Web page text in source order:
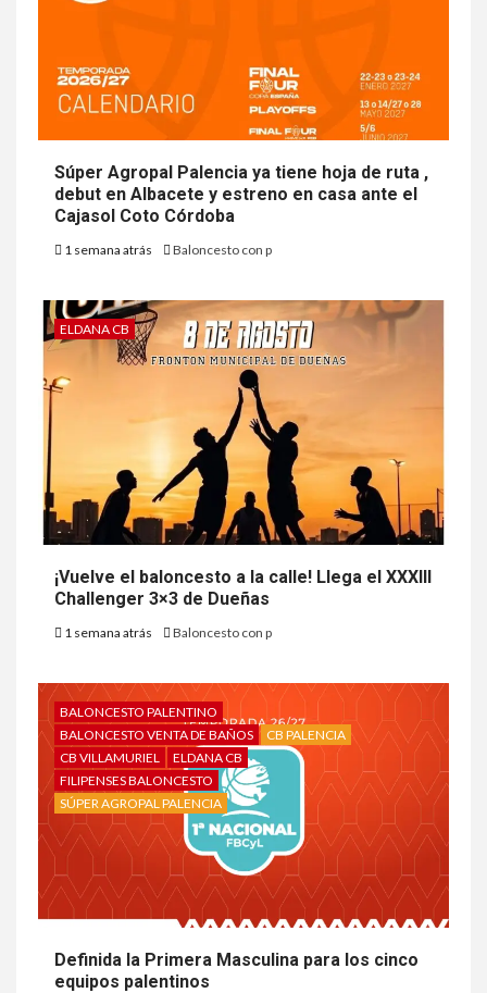
Súper Agropal Palencia ya tiene hoja de ruta ,
debut en Albacete y estreno en casa ante el
Cajasol Coto Córdoba
1 semana atrás Baloncesto con p
ELDANA CB
¡Vuelve el baloncesto a la calle! Llega el XXXIII
Challenger 3×3 de Dueñas
1 semana atrás Baloncesto con p
BALONCESTO PALENTINO
BALONCESTO VENTA DE BAÑOS
CB PALENCIA
CB VILLAMURIEL
ELDANA CB
FILIPENSES BALONCESTO
SÚPER AGROPAL PALENCIA
Definida la Primera Masculina para los cinco
equipos palentinos